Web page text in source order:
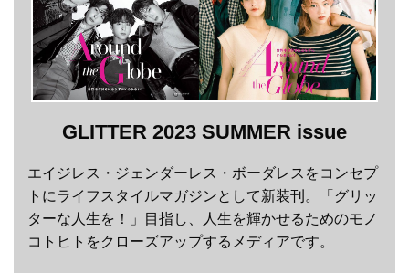
GLITTER 2023 SUMMER issue
エイジレス・ジェンダーレス・ボーダレスをコンセプ
トにライフスタイルマガジンとして新装刊。「グリッ
ターな人生を！」目指し、人生を輝かせるためのモノ
コトヒトをクローズアップするメディアです。